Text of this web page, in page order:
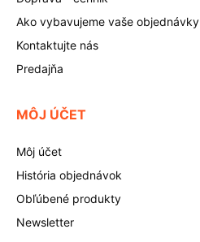
Ako vybavujeme vaše objednávky
Kontaktujte nás
Predajňa
MÔJ ÚČET
Môj účet
História objednávok
Obľúbené produkty
Newsletter